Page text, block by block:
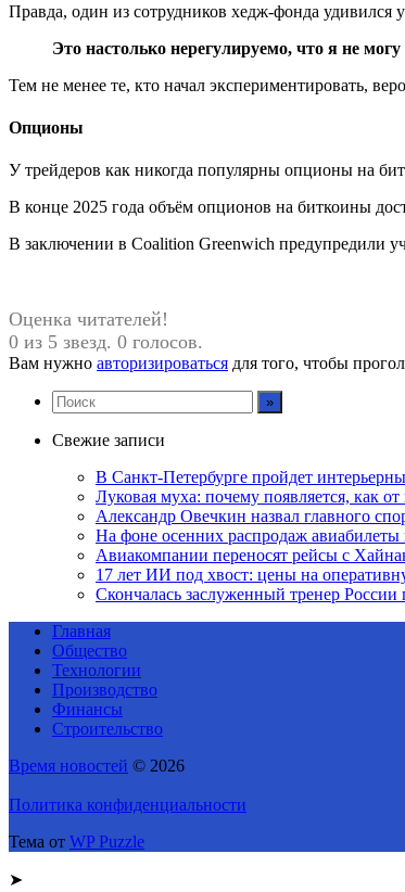
Правда, один из сотрудников хедж-фонда удивился
Это настолько нерегулируемо, что я не
Тем не менее те, кто начал экспериментировать,
Опционы
У трейдеров как никогда популярны опционы на
В конце 2025 года объём опционов на биткоины
В заключении в Coalition Greenwich предупредили
Оценка читателей!
0 из 5 звезд. 0 голосов.
Вам нужно авторизироваться для того, чтобы
Свежие записи
В Санкт-Петербурге пройдет
Луковая муха: почему появляется, как от
Александр Овечкин назвал главного
На фоне осенних распродаж
Авиакомпании переносят рейсы с
17 лет ИИ под хвост: цены на
Скончалась заслуженный тренер
Главная
Общество
Технологии
Производство
Финансы
Строительство
Время новостей © 2026
Политика конфиденциальности
Тема от WP Puzzle
➤